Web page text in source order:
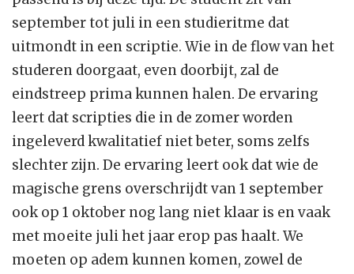
september tot juli in een studieritme dat
uitmondt in een scriptie. Wie in de flow van het
studeren doorgaat, even doorbijt, zal de
eindstreep prima kunnen halen. De ervaring
leert dat scripties die in de zomer worden
ingeleverd kwalitatief niet beter, soms zelfs
slechter zijn. De ervaring leert ook dat wie de
magische grens overschrijdt van 1 september
ook op 1 oktober nog lang niet klaar is en vaak
met moeite juli het jaar erop pas haalt. We
moeten op adem kunnen komen, zowel de